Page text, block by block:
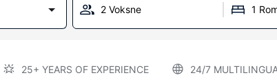
2 Voksne 1
25+ YEARS OF EXPERIENCE 24/7